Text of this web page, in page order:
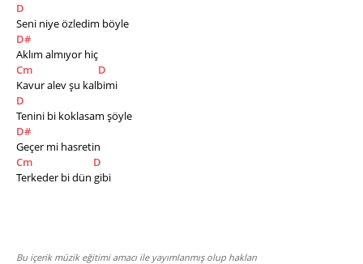
D
Seni niye özledim böyle
D#
Aklım almıyor hiç
Cm
D
Kavur alev şu kalbimi
D
Tenini bi koklasam şöyle
D#
Geçer mi hasretin
Cm
D
Terkeder bi dün gibi
Bu içerik müzik eğitimi amacı ile yayımlanmış olup hakları